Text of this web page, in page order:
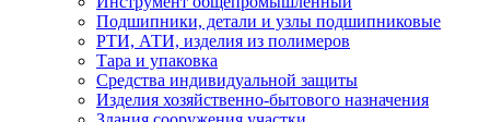
Подшипники, детали и узлы подшипниковые
РТИ, АТИ, изделия из полимеров
Тара и упаковка
Средства индивидуальной защиты
Изделия хозяйственно-бытового назначения